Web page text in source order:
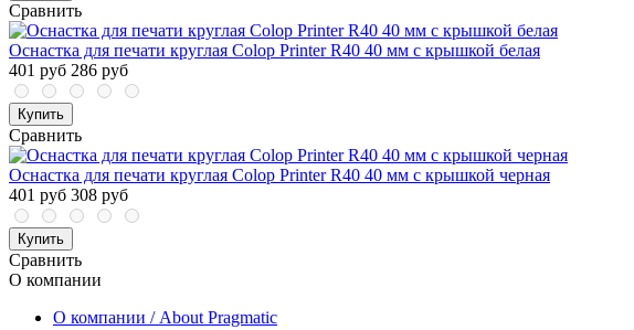
Сравнить
Оснастка для печати круглая Colop Printer R40 40 мм с крышкой белая
401 руб 286 руб
Купить
Сравнить
Оснастка для печати круглая Colop Printer R40 40 мм с крышкой черная
401 руб 308 руб
Купить
Сравнить
О компании
О компании / About Pragmatic